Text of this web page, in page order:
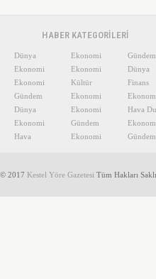
HABER KATEGORİLERİ
Dünya Ekonomi
Gündem
Ekonomi
Ekonomi
Dünya
Ekonomi
Kültür
Finans
Gündem
Ekonomi
Dünya
Ekonomi
Hava
Ekonomi
Gündem
Hava
Ekonomi Gündem
© 2017 Kestel Yöre Gazetesi Tüm Hakları